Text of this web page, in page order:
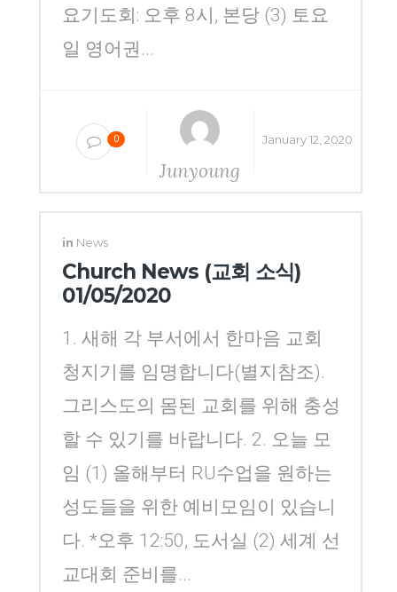
요기도회: 오후 8시, 본당 (3) 토요
일 영어권...
0
Junyoung
January 12, 2020
in News
Church News (교회 소식)
01/05/2020
1. 새해 각 부서에서 한마음 교회
청지기를 임명합니다(별지참조).
그리스도의 몸된 교회를 위해 충성
할 수 있기를 바랍니다. 2. 오늘 모
임 (1) 올해부터 RU수업을 원하는
성도들을 위한 예비모임이 있습니
다. *오후 12:50, 도서실 (2) 세계 선
교대회 준비를...